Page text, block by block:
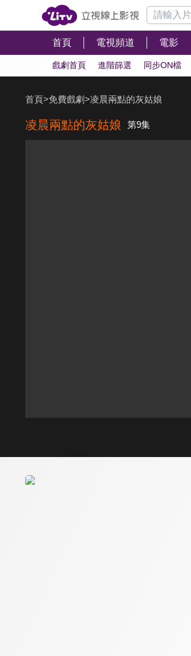
首頁 電視頻道 電影
戲劇首頁 進階篩選 同步ON檔
首頁>免費戲劇>凌晨兩點的灰姑娘
凌晨兩點的灰姑娘 第9集